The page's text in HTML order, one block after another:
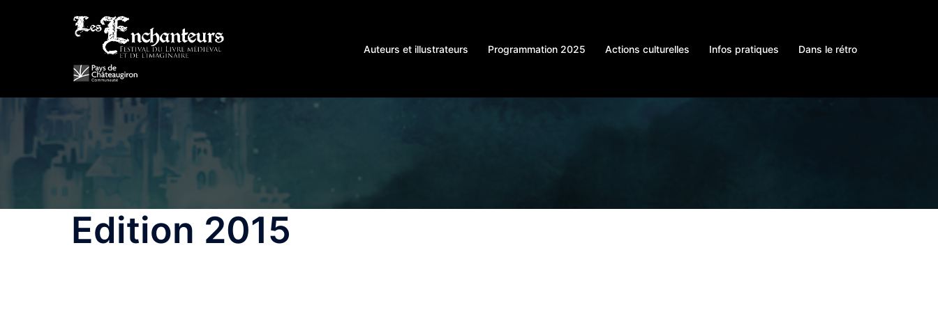
Auteurs et illustrateurs Programmation 2025 Actions culturelles Infos pratiques Dans le rétro
Edition 2015